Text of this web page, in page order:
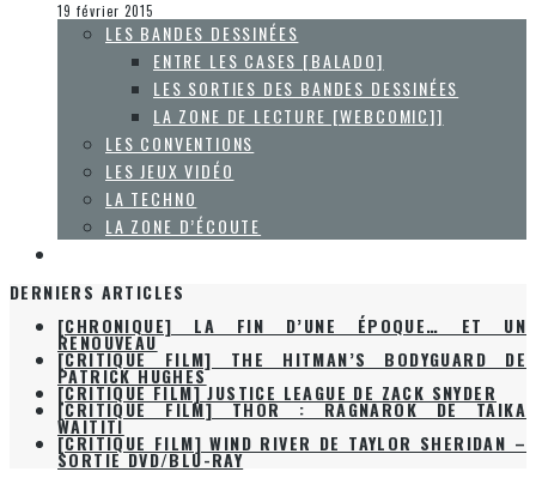
19 février 2015
LES BANDES DESSINÉES
ENTRE LES CASES [BALADO]
LES SORTIES DES BANDES DESSINÉES
LA ZONE DE LECTURE [WEBCOMIC]]
LES CONVENTIONS
LES JEUX VIDÉO
LA TECHNO
LA ZONE D’ÉCOUTE
DERNIERS ARTICLES
[CHRONIQUE] LA FIN D’UNE ÉPOQUE… ET UN
RENOUVEAU
[CRITIQUE FILM] THE HITMAN’S BODYGUARD DE
PATRICK HUGHES
[CRITIQUE FILM] JUSTICE LEAGUE DE ZACK SNYDER
[CRITIQUE FILM] THOR : RAGNAROK DE TAIKA
WAITITI
[CRITIQUE FILM] WIND RIVER DE TAYLOR SHERIDAN –
SORTIE DVD/BLU-RAY